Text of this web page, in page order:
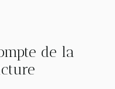
de la